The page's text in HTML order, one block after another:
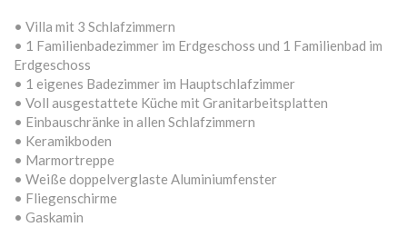
• Villa mit 3 Schlafzimmern
• 1 Familienbadezimmer im Erdgeschoss und 1 Familienbad im
Erdgeschoss
• 1 eigenes Badezimmer im Hauptschlafzimmer
• Voll ausgestattete Küche mit Granitarbeitsplatten
• Einbauschränke in allen Schlafzimmern
• Keramikboden
• Marmortreppe
• Weiße doppelverglaste Aluminiumfenster
• Fliegenschirme
• Gaskamin